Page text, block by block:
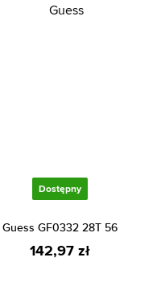
Dostępny
Guess GF0332 28T 56
142,97 zł